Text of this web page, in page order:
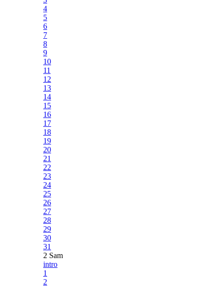
4
5
6
7
8
9
10
11
12
13
14
15
16
17
18
19
20
21
22
23
24
25
26
27
28
29
30
31
2 Sam
intro
1
2